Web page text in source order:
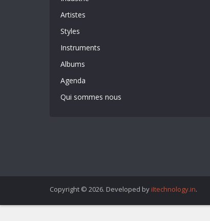
Artistes
Styles
Instruments
Albums
Agenda
Qui sommes nous
Copyright © 2026. Developed by iItechnology.in.